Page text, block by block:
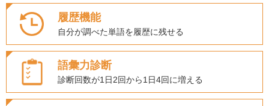
履歴機能
自分が調べた単語を履歴に残せる
語彙力診断
診断回数が1日2回から1日4回に増える